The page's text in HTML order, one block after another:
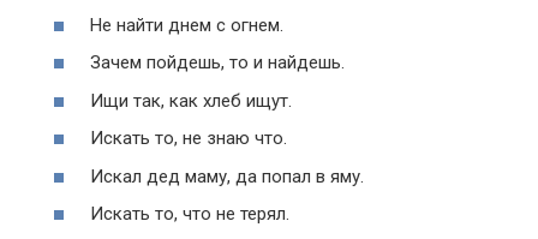
Не найти днем с огнем.
Зачем пойдешь, то и найдешь.
Ищи так, как хлеб ищут.
Искать то, не знаю что.
Искал дед маму, да попал в яму.
Искать то, что не терял.